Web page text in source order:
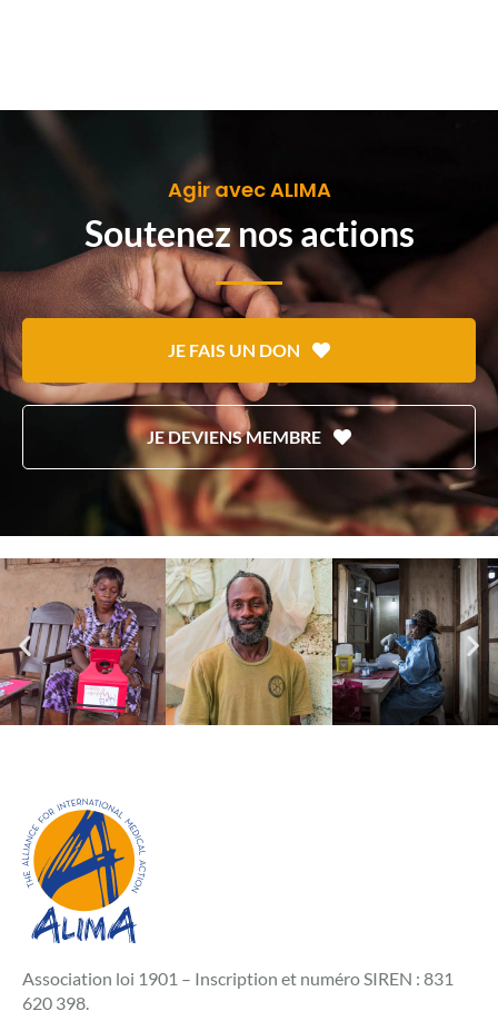
Agir avec ALIMA
Soutenez nos actions
JE FAIS UN DON
JE DEVIENS MEMBRE
Association loi 1901 – Inscription et numéro SIREN : 831
620 398.